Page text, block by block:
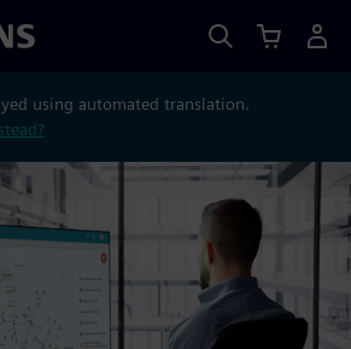
using automated translation.